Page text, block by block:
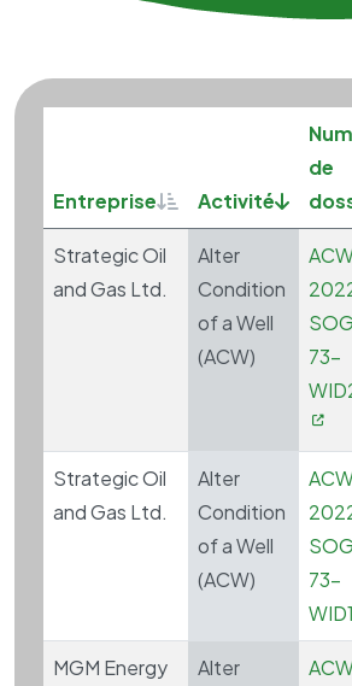
EntrepriseSortable
ActivitéSort
de
Strategic Oil
and Gas Ltd.
Alter
Condition
of a Well
(ACW)
73-
Strategic Oil
and Gas Ltd.
Alter
Condition
of a Well
(ACW)
73-
MGM Energy
Alter